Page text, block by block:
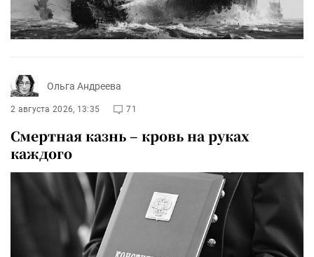
Ольга Андреева
2 августа 2026, 13:35 71
Смертная казнь – кровь на руках
каждого